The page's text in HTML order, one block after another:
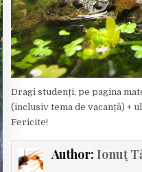
Dragi studenți, pe pagina
(inclusiv tema de vacanță) +
Fericite!
Author: Ionuţ